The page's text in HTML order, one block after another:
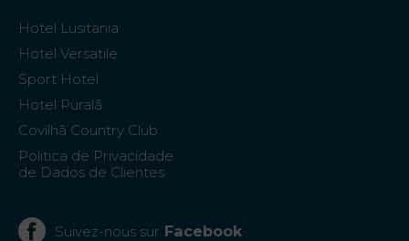
Hotel Lusitania
Hotel Versatile
Sport Hotel
Hotel Puralã
Covilhã Country Club
Politica de Privacidade
de Dados de Clientes
Suivez-nous sur Facebook